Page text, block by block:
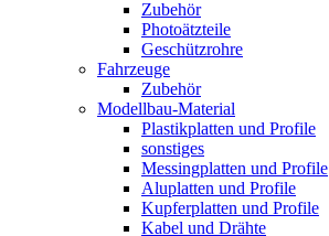
Zubehör
Photoätzteile
Geschützrohre
Fahrzeuge
Zubehör
Modellbau-Material
Plastikplatten und Profile
sonstiges
Messingplatten und Profile
Aluplatten und Profile
Kupferplatten und Profile
Kabel und Drähte